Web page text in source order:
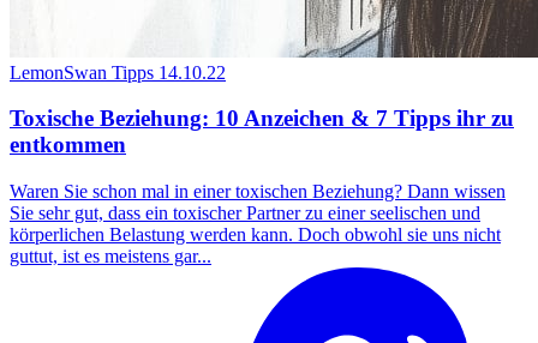
LemonSwan Tipps 14.10.22
Toxische Beziehung: 10 Anzeichen & 7 Tipps ihr zu
entkommen
Waren Sie schon mal in einer toxischen Beziehung? Dann wissen
Sie sehr gut, dass ein toxischer Partner zu einer seelischen und
körperlichen Belastung werden kann. Doch obwohl sie uns nicht
guttut, ist es meistens gar...